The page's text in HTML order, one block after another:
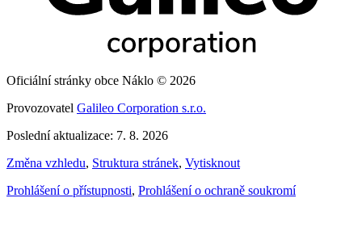
Oficiální stránky obce Náklo © 2026
Provozovatel Galileo Corporation s.r.o.
Poslední aktualizace: 7. 8. 2026
Změna vzhledu, Struktura stránek, Vytisknout
Prohlášení o přístupnosti, Prohlášení o ochraně soukromí